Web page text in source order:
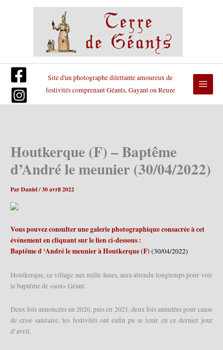
Site d'un photographe dilettante amoureux de
festivités comprenant Géants, Gayant ou Reuze
Houtkerque (F) – Baptême
d’André le meunier (30/04/2022)
ParDaniel/30 avril 2022
Vous pouvez consulter une galerie photographique consacrée à cet
événement en cliquant sur le lien ci-dessous :
Baptême d ‘André le meunier à Houtkerque (F) (30/04/2022)
Houtkerque, ce village aux mille âmes, aura attendu longtemps pour voir
le baptême de «son» Géant.
Deux fois annoncées en 2020, puis en 2021, deux fois annulées pour cause
de crise sanitaire, les festivités ont enfin pu se tenir en ce dernier jour
d’avril.